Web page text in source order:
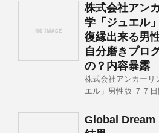
株式会社アン
学「ジュエル
復縁出来る男
自分磨きプロ
の？内容暴露
株式会社アンカーリ
エル」男性版 ７７
Global Dream